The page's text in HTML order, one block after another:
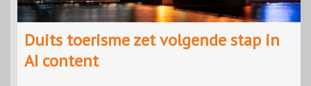
Duits toerisme zet volgende stap in
AI content